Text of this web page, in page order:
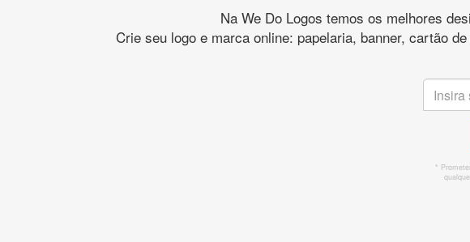
Na We Do Logos temos os melhores
Crie seu logo e marca online: papelaria, banner, cartão
*